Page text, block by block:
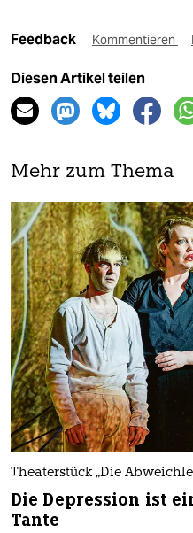
Feedback Kommentieren
Diesen Artikel teilen
Mehr zum Thema
Theaterstück „Die
Die Depression ist
Tante